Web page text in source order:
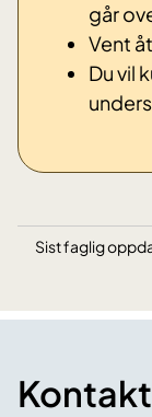
går
Vent
Du vil
Sist faglig
Kontakt